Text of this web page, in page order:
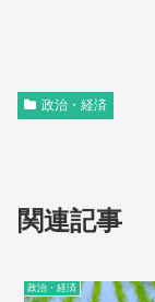
政治・経済
関連記事
政治・経済